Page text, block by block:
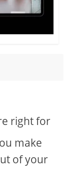
right for
make
of your